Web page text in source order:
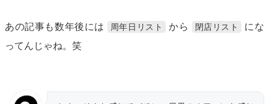
あの記事も数年後には 周年日リスト から 閉店リスト
にな
ってんじゃね。笑